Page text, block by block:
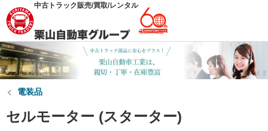
中古トラック販売/買取/レンタル
電装品
セルモーター (スターター)